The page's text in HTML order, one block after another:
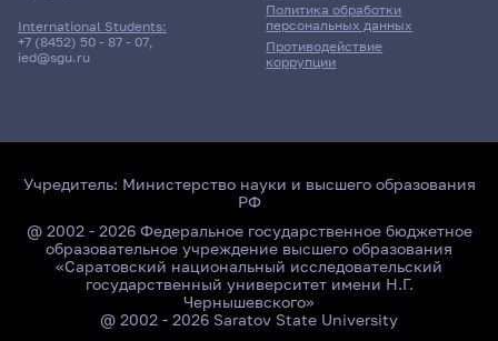
International Students:
+7 (8452) 50 - 87 - 07,
ied@sgu.ru
Политика обработки
персональных данных
Противодействие
коррупции
Учредитель: Министерство науки и высшего образования
РФ
@ 2002 - 2026 Федеральное государственное бюджетное
образовательное учреждение высшего образования
«Саратовский национальный исследовательский
государственный университет имени Н.Г.
Чернышевского»
@ 2002 - 2026 Saratov State University